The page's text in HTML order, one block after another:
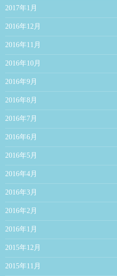
2017年1月
2016年12月
2016年11月
2016年10月
2016年9月
2016年8月
2016年7月
2016年6月
2016年5月
2016年4月
2016年3月
2016年2月
2016年1月
2015年12月
2015年11月